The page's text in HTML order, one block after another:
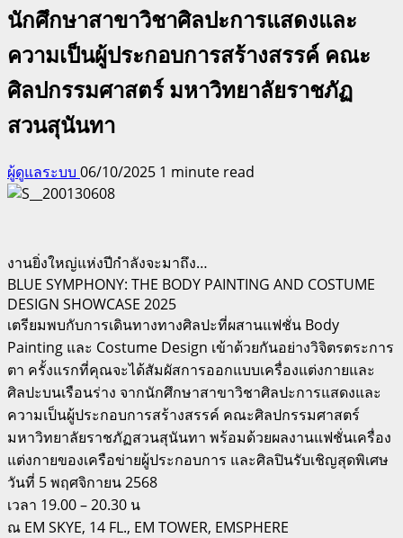
นักศึกษาสาขาวิชาศิลปะการแสดงและ
ความเป็นผู้ประกอบการสร้างสรรค์ คณะ
ศิลปกรรมศาสตร์ มหาวิทยาลัยราชภัฏ
สวนสุนันทา
ผู้ดูแลระบบ 06/10/2025 1 minute read
งานยิ่งใหญ่แห่งปีกำลังจะมาถึง…
BLUE SYMPHONY: THE BODY PAINTING AND COSTUME
DESIGN SHOWCASE 2025
เตรียมพบกับการเดินทางทางศิลปะที่ผสานแฟชั่น Body
Painting และ Costume Design เข้าด้วยกันอย่างวิจิตรตระการ
ตา ครั้งแรกที่คุณจะได้สัมผัสการออกแบบเครื่องแต่งกายและ
ศิลปะบนเรือนร่าง จากนักศึกษาสาขาวิชาศิลปะการแสดงและ
ความเป็นผู้ประกอบการสร้างสรรค์ คณะศิลปกรรมศาสตร์
มหาวิทยาลัยราชภัฏสวนสุนันทา พร้อมด้วยผลงานแฟชั่นเครื่อง
แต่งกายของเครือข่ายผู้ประกอบการ และศิลปินรับเชิญสุดพิเศษ
วันที่ 5 พฤศจิกายน 2568
เวลา 19.00 – 20.30 น
ณ EM SKYE, 14 FL., EM TOWER, EMSPHERE